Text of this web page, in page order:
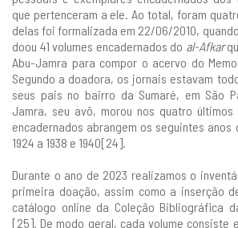
que pertenceram a ele. Ao total, foram
delas foi formalizada em 22/06/2010,
doou 41 volumes encadernados do al-Afkar
Abu-Jamra para compor o acervo do
Segundo a doadora, os jornais estavam
seus pais no bairro da Sumaré, em São
Jamra, seu avô, morou nos quatro
encadernados abrangem os seguintes anos
1924 a 1938 e 1940[24].
Durante o ano de 2023 realizamos o
primeira doação, assim como a inserção
catálogo online da Coleção Bibliográfica
[25]. De modo geral, cada volume consiste